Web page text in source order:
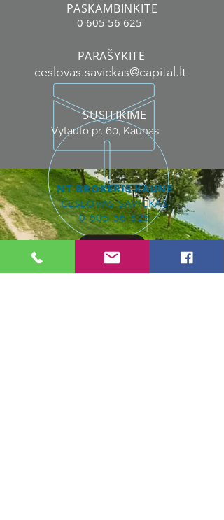
PASKAMBINKITE
0 605 56 625
PARAŠYKITE
ceslovas.savickas@capital.lt
SUSITIKIME
Vytauto pr. 60, Kaunas
NT BROKERIS KAUNE
ČESLOVAS SAVICKAS
0 605 56 625